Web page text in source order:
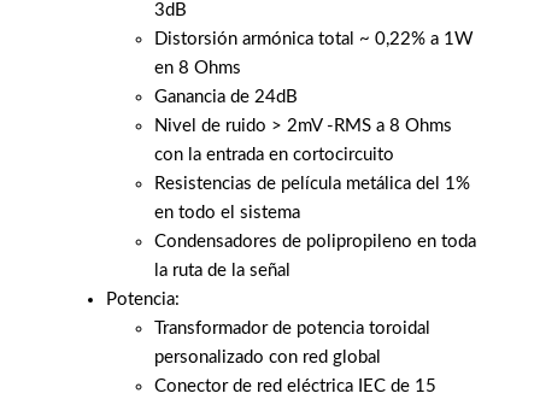
3dB
Distorsión armónica total ~ 0,22% a 1W
en 8 Ohms
Ganancia de 24dB
Nivel de ruido > 2mV -RMS a 8 Ohms
con la entrada en cortocircuito
Resistencias de película metálica del 1%
en todo el sistema
Condensadores de polipropileno en toda
la ruta de la señal
Potencia:
Transformador de potencia toroidal
personalizado con red global
Conector de red eléctrica IEC de 15